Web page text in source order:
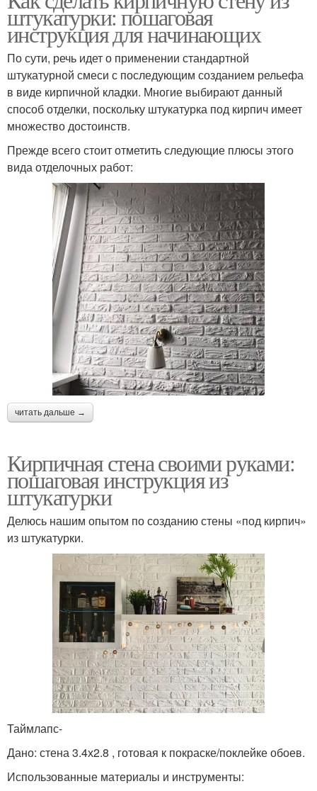
штукатурки: пошаговая
инструкция для начинающих
По сути, речь идет о применении стандартной
штукатурной смеси с последующим созданием рельефа
в виде кирпичной кладки. Многие выбирают данный
способ отделки, поскольку штукатурка под кирпич имеет
множество достоинств.
Прежде всего стоит отметить следующие плюсы этого
вида отделочных работ:
читать дальше →
Кирпичная стена своими руками:
пошаговая инструкция из
штукатурки
Делюсь нашим опытом по созданию стены «под кирпич»
из штукатурки.
Таймлапс-
Дано: стена 3.4х2.8 , готовая к покраске/поклейке обоев.
Использованные материалы и инструменты: